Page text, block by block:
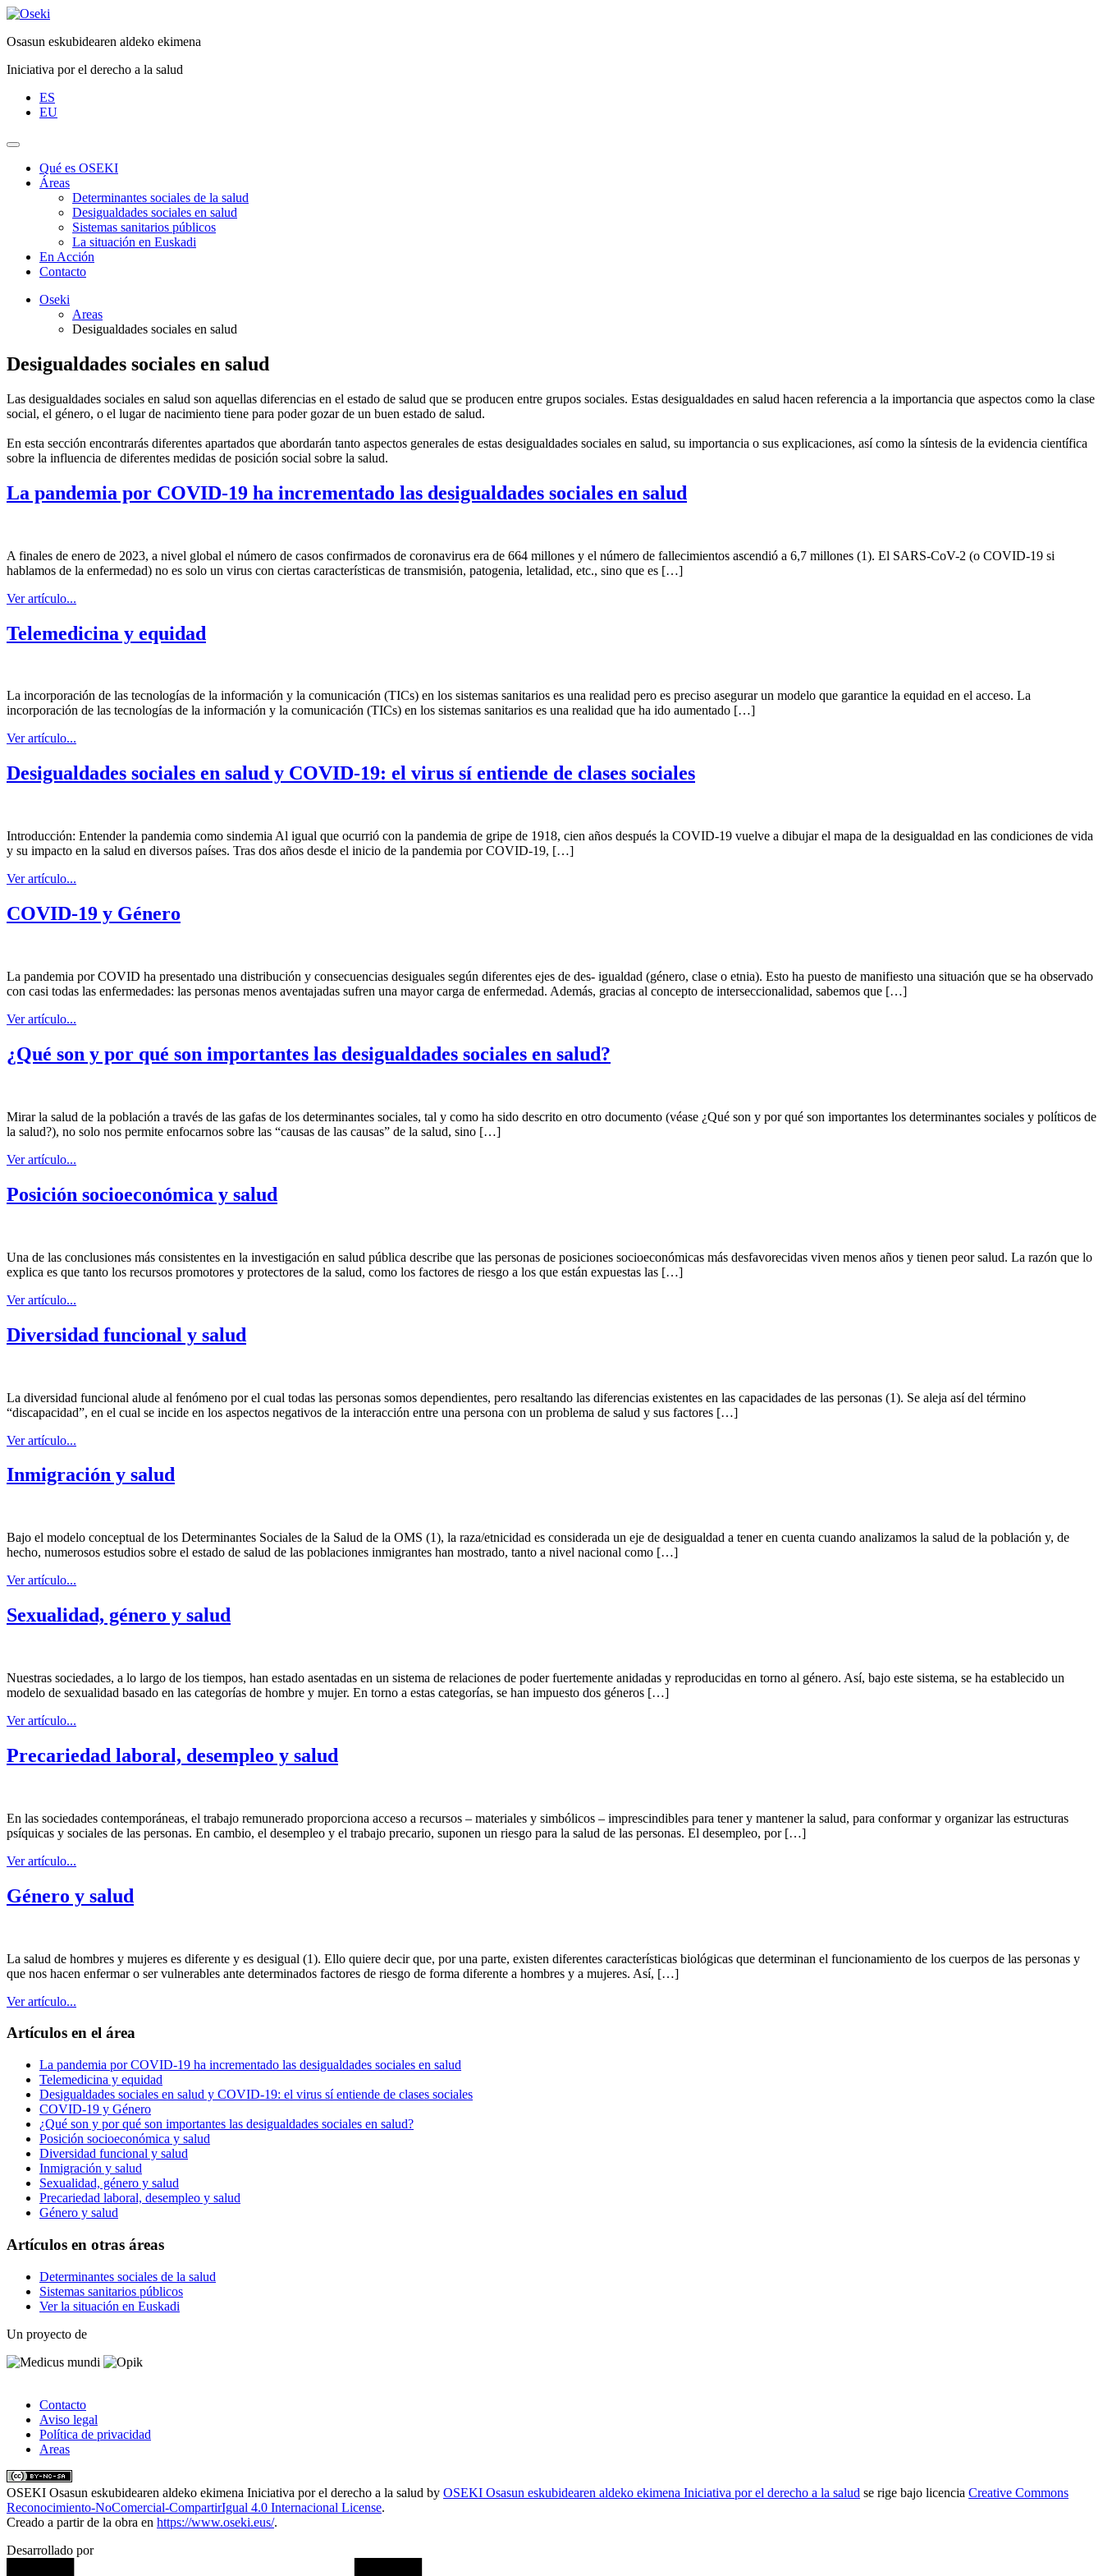
Saltar
contenido
Osasun eskubidearen aldeko ekimena
Iniciativa por el derecho a la salud
ES
EU
Qué es OSEKI
Áreas
Determinantes sociales de la salud
Desigualdades sociales en salud
Sistemas sanitarios públicos
La situación en Euskadi
En Acción
Contacto
Oseki
Areas
Desigualdades sociales en salud
Desigualdades sociales en salud
Las desigualdades sociales en salud son aquellas diferencias en el estado de salud que se producen entre grupos sociales. Estas desigualdades en salud hacen referencia a la importancia que aspectos como la clase
social, el género, o el lugar de nacimiento tiene para poder gozar de un buen estado de salud.
En esta sección encontrarás diferentes apartados que abordarán tanto aspectos generales de estas desigualdades sociales en salud, su importancia o sus explicaciones, así como la síntesis de la evidencia científica
sobre la influencia de diferentes medidas de posición social sobre la salud.
La pandemia por COVID-19 ha incrementado las desigualdades sociales en salud
A finales de enero de 2023, a nivel global el número de casos confirmados de coronavirus era de 664 millones y el número de fallecimientos ascendió a 6,7 millones (1). El SARS-CoV-2 (o COVID-19 si
hablamos de la enfermedad) no es solo un virus con ciertas características de transmisión, patogenia, letalidad, etc., sino que es […]
Ver artículo...
Telemedicina y equidad
La incorporación de las tecnologías de la información y la comunicación (TICs) en los sistemas sanitarios es una realidad pero es preciso asegurar un modelo que garantice la equidad en el acceso. La
incorporación de las tecnologías de la información y la comunicación (TICs) en los sistemas sanitarios es una realidad que ha ido aumentado […]
Ver artículo...
Desigualdades sociales en salud y COVID-19: el virus sí entiende de clases sociales
Introducción: Entender la pandemia como sindemia Al igual que ocurrió con la pandemia de gripe de 1918, cien años después la COVID-19 vuelve a dibujar el mapa de la desigualdad en las condiciones de vida
y su impacto en la salud en diversos países. Tras dos años desde el inicio de la pandemia por COVID-19, […]
Ver artículo...
COVID-19 y Género
La pandemia por COVID ha presentado una distribución y consecuencias desiguales según diferentes ejes de des- igualdad (género, clase o etnia). Esto ha puesto de manifiesto una situación que se ha observado
con casi todas las enfermedades: las personas menos aventajadas sufren una mayor carga de enfermedad. Además, gracias al concepto de interseccionalidad, sabemos que […]
Ver artículo...
¿Qué son y por qué son importantes las desigualdades sociales en salud?
Mirar la salud de la población a través de las gafas de los determinantes sociales, tal y como ha sido descrito en otro documento (véase ¿Qué son y por qué son importantes los determinantes sociales y políticos de
la salud?), no solo nos permite enfocarnos sobre las “causas de las causas” de la salud, sino […]
Ver artículo...
Posición socioeconómica y salud
Una de las conclusiones más consistentes en la investigación en salud pública describe que las personas de posiciones socioeconómicas más desfavorecidas viven menos años y tienen peor salud. La razón que lo
explica es que tanto los recursos promotores y protectores de la salud, como los factores de riesgo a los que están expuestas las […]
Ver artículo...
Diversidad funcional y salud
La diversidad funcional alude al fenómeno por el cual todas las personas somos dependientes, pero resaltando las diferencias existentes en las capacidades de las personas (1). Se aleja así del término
“discapacidad”, en el cual se incide en los aspectos negativos de la interacción entre una persona con un problema de salud y sus factores […]
Ver artículo...
Inmigración y salud
Bajo el modelo conceptual de los Determinantes Sociales de la Salud de la OMS (1), la raza/etnicidad es considerada un eje de desigualdad a tener en cuenta cuando analizamos la salud de la población y, de
hecho, numerosos estudios sobre el estado de salud de las poblaciones inmigrantes han mostrado, tanto a nivel nacional como […]
Ver artículo...
Sexualidad, género y salud
Nuestras sociedades, a lo largo de los tiempos, han estado asentadas en un sistema de relaciones de poder fuertemente anidadas y reproducidas en torno al género. Así, bajo este sistema, se ha establecido un
modelo de sexualidad basado en las categorías de hombre y mujer. En torno a estas categorías, se han impuesto dos géneros […]
Ver artículo...
Precariedad laboral, desempleo y salud
En las sociedades contemporáneas, el trabajo remunerado proporciona acceso a recursos – materiales y simbólicos – imprescindibles para tener y mantener la salud, para conformar y organizar las estructuras
psíquicas y sociales de las personas. En cambio, el desempleo y el trabajo precario, suponen un riesgo para la salud de las personas. El desempleo, por […]
Ver artículo...
Género y salud
La salud de hombres y mujeres es diferente y es desigual (1). Ello quiere decir que, por una parte, existen diferentes características biológicas que determinan el funcionamiento de los cuerpos de las personas y
que nos hacen enfermar o ser vulnerables ante determinados factores de riesgo de forma diferente a hombres y a mujeres. Así, […]
Ver artículo...
Artículos en el área
La pandemia por COVID-19 ha incrementado las desigualdades sociales en salud
Telemedicina y equidad
Desigualdades sociales en salud y COVID-19: el virus sí entiende de clases sociales
COVID-19 y Género
¿Qué son y por qué son importantes las desigualdades sociales en salud?
Posición socioeconómica y salud
Diversidad funcional y salud
Inmigración y salud
Sexualidad, género y salud
Precariedad laboral, desempleo y salud
Género y salud
Artículos en otras áreas
Determinantes sociales de la salud
Sistemas sanitarios públicos
Ver la situación en Euskadi
Un proyecto de
Contacto
Aviso legal
Política de privacidad
Areas
OSEKI Osasun eskubidearen aldeko ekimena Iniciativa por el derecho a la salud by OSEKI Osasun eskubidearen aldeko ekimena Iniciativa por el derecho a la salud se rige bajo licencia Creative Commons
Reconocimiento-NoComercial-CompartirIgual 4.0 Internacional License.
Creado a partir de la obra en https://www.oseki.eus/.
Desarrollado por